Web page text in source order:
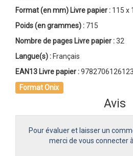
Format (en mm) Livre papier : 115 x
Poids (en grammes) : 715
Nombre de pages Livre papier :32
Langue(s) : Français
EAN13 Livre papier :9782706126123
Format Onix
Avis
Pour évaluer et laisser un
merci de vous connecter